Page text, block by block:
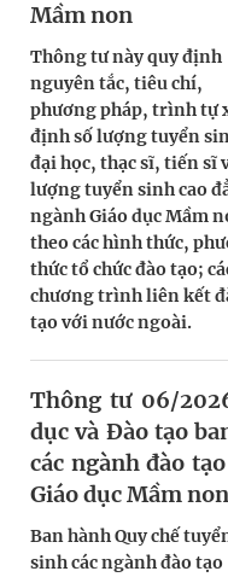
Mầm non
Thông tư này quy định
nguyên tắc, tiêu chí,
phương pháp, trình tự
định số lượng tuyển
đại học, thạc sĩ, tiến sĩ
lượng tuyển sinh cao
ngành Giáo dục Mầm
theo các hình thức,
thức tổ chức đào tạo;
chương trình liên kết
tạo với nước ngoài.
Thông tư 06/
dục và Đào tạo
các ngành đào
Giáo dục Mầm
Ban hành Quy chế
sinh các ngành đào tạo